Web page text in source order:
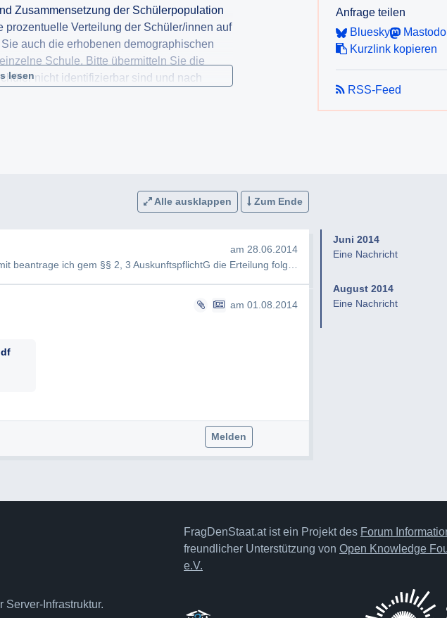
Zusammensetzung der Schülerpopulation
Verteilung der Schüler/innen auf
auch die erhobenen demographischen
Schule. Bitte übermitteln Sie die
nicht identifizierbar sind und nach
lesen
Anfrage teilen
Bluesky
Kurzlink kopieren
RSS-Feed
Alle ausklappen Zum Ende
am 28.06.2014
am 01.08.2014
Melden
Juni 2014
Eine Nachricht
August 2014
Eine Nachricht
Server-Infrastruktur.
FragDenStaat.at ist ein Projekt des Forum
freundlicher Unterstützung von Open Knowledge
e.V.